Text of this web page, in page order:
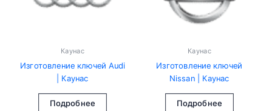
Каунас
Изготовление ключей Audi
| Каунас
Подробнее
Каунас
Изготовление ключей
Nissan | Каунас
Подробнее